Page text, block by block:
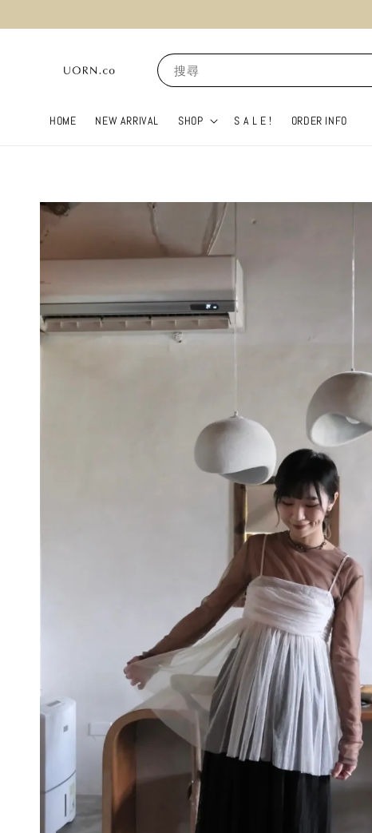
搜尋
HOME NEW ARRIVAL SHOP S A L E ! ORDER INFO